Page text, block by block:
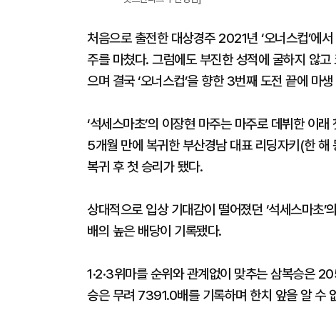
처음으로 출전한 대상경주 2021년 ‘오너스컵’에
주를 마쳤다. 그럼에도 부진한 성적에 굴하지 않
으며 결국 ‘오너스컵’을 향한 3번째 도전 끝에 마
‘석세스마초’의 이장현 마주는 마주로 데뷔한 이
5개월 만에 복귀한 부산경남 대표 리딩자키(한
복귀 후 첫 승리가 됐다.
상대적으로 입상 기대감이 떨어졌던 ‘석세스마
배의 높은 배당이 기록됐다.
1·2·3위마를 순위와 관계없이 맞추는 삼복승은
승은 무려 7391.0배를 기록하며 한치 앞을 알 수